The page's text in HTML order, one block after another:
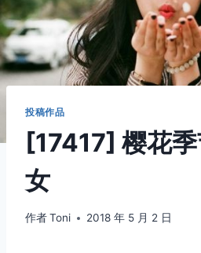
投稿作品
[17417] 樱花
女
作者Toni 2018 年 5 月 2 日